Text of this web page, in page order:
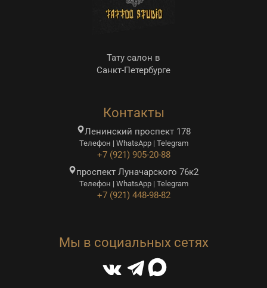
Тату салон в
Санкт-Петербурге
Контакты
Ленинский проспект 178
Телефон | WhatsApp | Telegram
+7 (921) 905-20-88
проспект Луначарского 76к2
Телефон | WhatsApp | Telegram
+7 (921) 448-98-82
Мы в социальных сетях